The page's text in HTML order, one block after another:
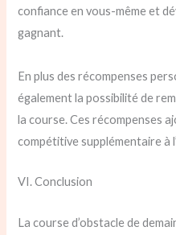
confiance en vous-même et
gagnant.
En plus des récompenses
également la possibilité de
la course. Ces récompenses
compétitive supplémentaire à
VI. Conclusion
La course d’obstacle de